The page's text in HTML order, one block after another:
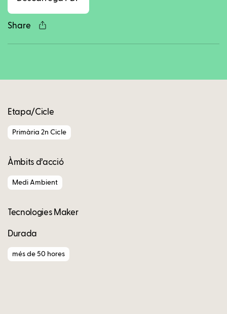
Share
Etapa/Cicle
Primària 2n Cicle
Àmbits d’acció
Medi Ambient
Tecnologies Maker
Durada
més de 50 hores